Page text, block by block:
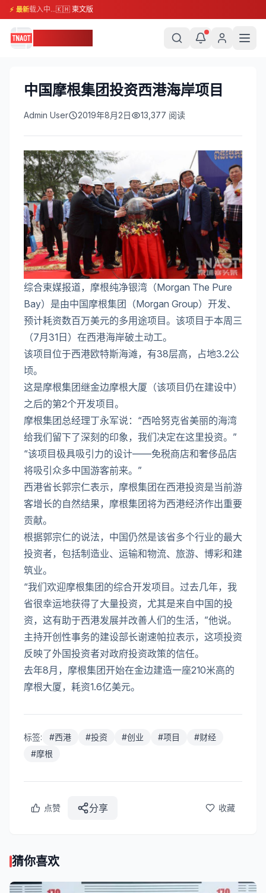
⚡ 最新载入中...🇰🇭 柬文版
中国摩根集团投资西港海岸项目
Admin User 2019年8月2日 13,377 阅读
综合柬媒报道，摩根纯净银湾（Morgan The Pure
Bay）是由中国摩根集团（Morgan Group）开发、
预计耗资数百万美元的多用途项目。该项目于本周三
（7月31日）在西港海岸破土动工。
该项目位于西港欧特斯海滩，有38层高，占地3.2公
顷。
这是摩根集团继金边摩根大厦（该项目仍在建设中）
之后的第2个开发项目。
摩根集团总经理丁永军说：“西哈努克省美丽的海湾
给我们留下了深刻的印象，我们决定在这里投资。”
“该项目极具吸引力的设计——免税商店和奢侈品店
将吸引众多中国游客前来。”
西港省长郭宗仁表示，摩根集团在西港投资是当前游
客增长的自然结果，摩根集团将为西港经济作出重要
贡献。
根据郭宗仁的说法，中国仍然是该省多个行业的最大
投资者，包括制造业、运输和物流、旅游、博彩和建
筑业。
“我们欢迎摩根集团的综合开发项目。过去几年，我
省很幸运地获得了大量投资，尤其是来自中国的投
资，这有助于西港发展并改善人们的生活，”他说。
主持开创性事务的建设部长谢速帕拉表示，这项投资
反映了外国投资者对政府投资政策的信任。
去年8月，摩根集团开始在金边建造一座210米高的
摩根大厦，耗资1.6亿美元。
标签: #西港 #投资 #创业 #项目 #财经
#摩根
点赞 分享 收藏
猜你喜欢